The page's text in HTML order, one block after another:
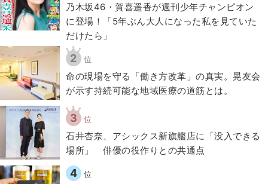
乃木坂46・賀喜遥香が週刊少年チャンピオン
に登場！「5年ぶん大人になった私を見ていた
だけたら」
2 位
​命の現場を守る「働き方改革」の真実。晃友会
が示す持続可能な地域医療の道筋とは。
3 位
石井杏奈、アシックス新旗艦店に「没入できる
場所」 俳優の役作りとの共通点
4 位